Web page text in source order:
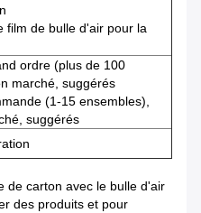
film de bulle d'air pour la
ordre (plus de 100
marché, suggérés
(1-15 ensembles),
suggérés
de carton avec le bulle d'air
des produits et pour